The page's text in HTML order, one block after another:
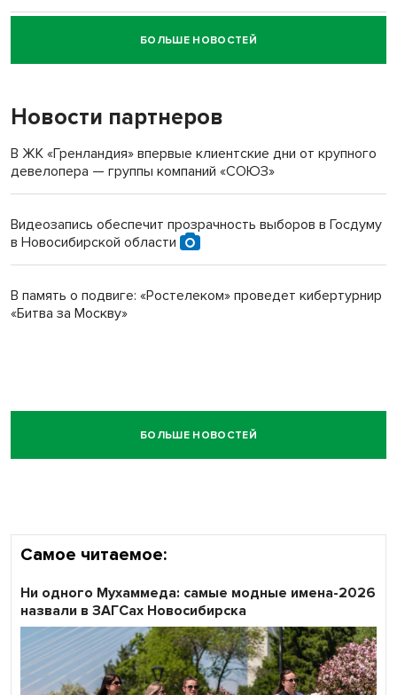
Новосибирский суд наказал водителя за смерть
пенсионерки на вокзале
БОЛЬШЕ НОВОСТЕЙ
Новости партнеров
В ЖК «Гренландия» впервые клиентские дни от крупного
девелопера — группы компаний «СОЮЗ»
Видеозапись обеспечит прозрачность выборов в Госдуму
в Новосибирской области
В память о подвиге: «Ростелеком» проведет кибертурнир
«Битва за Москву»
БОЛЬШЕ НОВОСТЕЙ
Самое читаемое:
Ни одного Мухаммеда: самые модные имена-2026
назвали в ЗАГСах Новосибирска